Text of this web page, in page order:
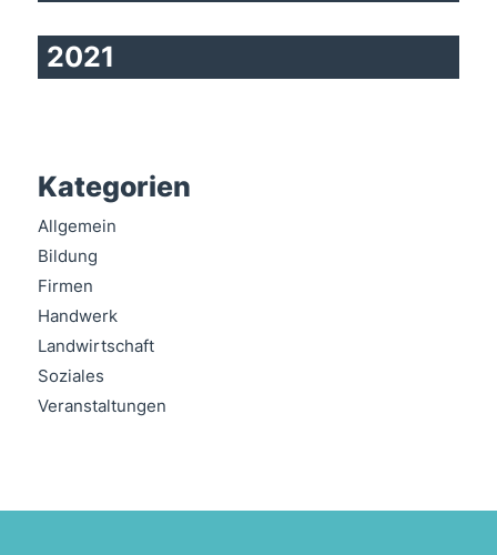
2021
Kategorien
Allgemein
Bildung
Firmen
Handwerk
Landwirtschaft
Soziales
Veranstaltungen